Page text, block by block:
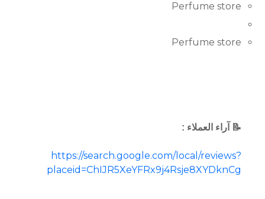
Perfume store
Perfume store
📝 آراء العملاء :
https://search.google.com/local/reviews?
placeid=ChIJR5XeYFRx9j4Rsje8XYDknCg